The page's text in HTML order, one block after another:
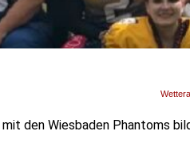
den Wiesbaden Phantoms